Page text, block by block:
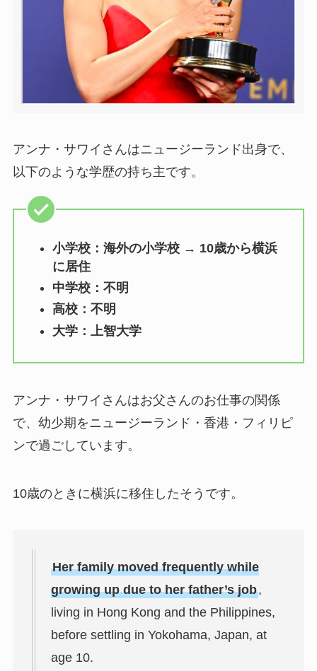
アンナ・サワイさんはニュージーランド出身で、
以下のような学歴の持ち主です。
小学校：海外の小学校 → 10歳から横浜
に居住
中学校：不明
高校：不明
大学：上智大学
アンナ・サワイさんはお父さんのお仕事の関係
で、幼少期をニュージーランド・香港・フィリピ
ンで過ごしています。
10歳のときに横浜に移住したそうです。
Her family moved frequently while
growing up due to her father’s job,
living in Hong Kong and the Philippines,
before settling in Yokohama, Japan, at
age 10.